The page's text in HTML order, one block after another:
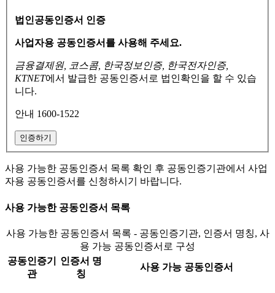
법인공동인증서 인증
사업자용 공동인증서를 사용해 주세요.
금융결제원, 코스콤, 한국정보인증, 한국전자인증,
KTNET에서 발급한 공동인증서로 법인확인을 할 수 있습
니다.
안내 1600-1522
인증하기
사용 가능한 공동인증서 목록 확인 후 공동인증기관에서 사업
자용 공동인증서를 신청하시기 바랍니다.
사용 가능한 공동인증서 목록
사용 가능한 공동인증서 목록 - 공동인증기관, 인증서 명칭, 사
용 가능 공동인증서로 구성
공동인증기
관
인증서 명
칭
사용 가능 공동인증서